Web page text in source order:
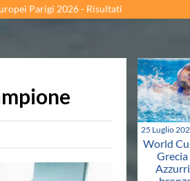
Parigi 2026 - Risultati
25 Luglio
World